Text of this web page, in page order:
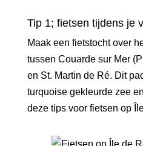
Tip 1; fietsen tijdens je
Maak een fietstocht over
tussen Couarde sur Mer
en St. Martin de Ré. Dit
turquoise gekleurde zee
deze tips voor fietsen op